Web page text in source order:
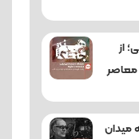
از
معاصر
میدان